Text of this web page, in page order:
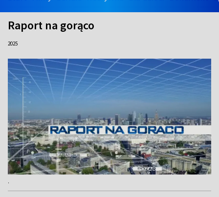
Raport na gorąco
2025
.